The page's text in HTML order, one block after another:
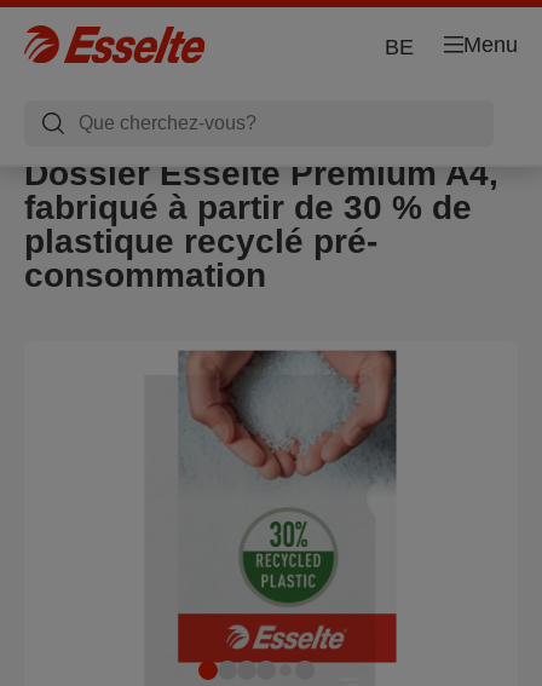
Menu
BE
Dossier Esselte Premium A4,
fabriqué à partir de 30 % de
plastique recyclé pré-
consommation